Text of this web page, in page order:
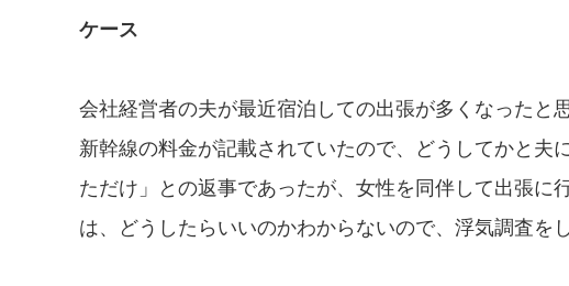
ケース
会社経営者の夫が最近宿泊しての出張が多くなったと
新幹線の料金が記載されていたので、どうしてかと夫
ただけ」との返事であったが、女性を同伴して出張に
は、どうしたらいいのかわからないので、浮気調査を